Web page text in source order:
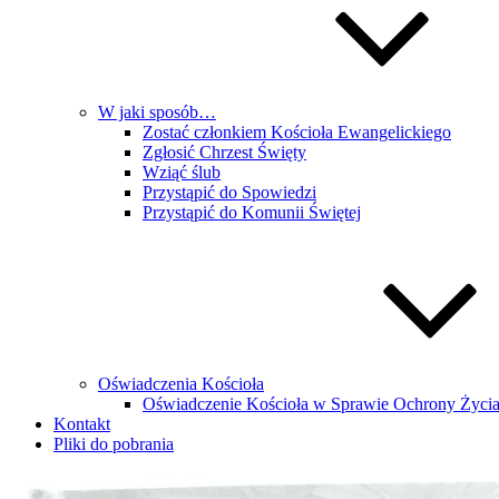
W jaki sposób…
Zostać członkiem Kościoła Ewangelickiego
Zgłosić Chrzest Święty
Wziąć ślub
Przystąpić do Spowiedzi
Przystąpić do Komunii Świętej
Oświadczenia Kościoła
Oświadczenie Kościoła w Sprawie Ochrony Życia
Kontakt
Pliki do pobrania